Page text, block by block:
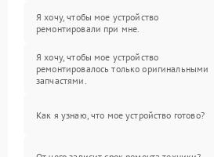
Я хочу, чтобы мое устройство
ремонтировали при мне.
Я хочу, чтобы мое устройство
ремонтировалось только оригинальными
запчастями.
Как я узнаю, что мое устройство готово?